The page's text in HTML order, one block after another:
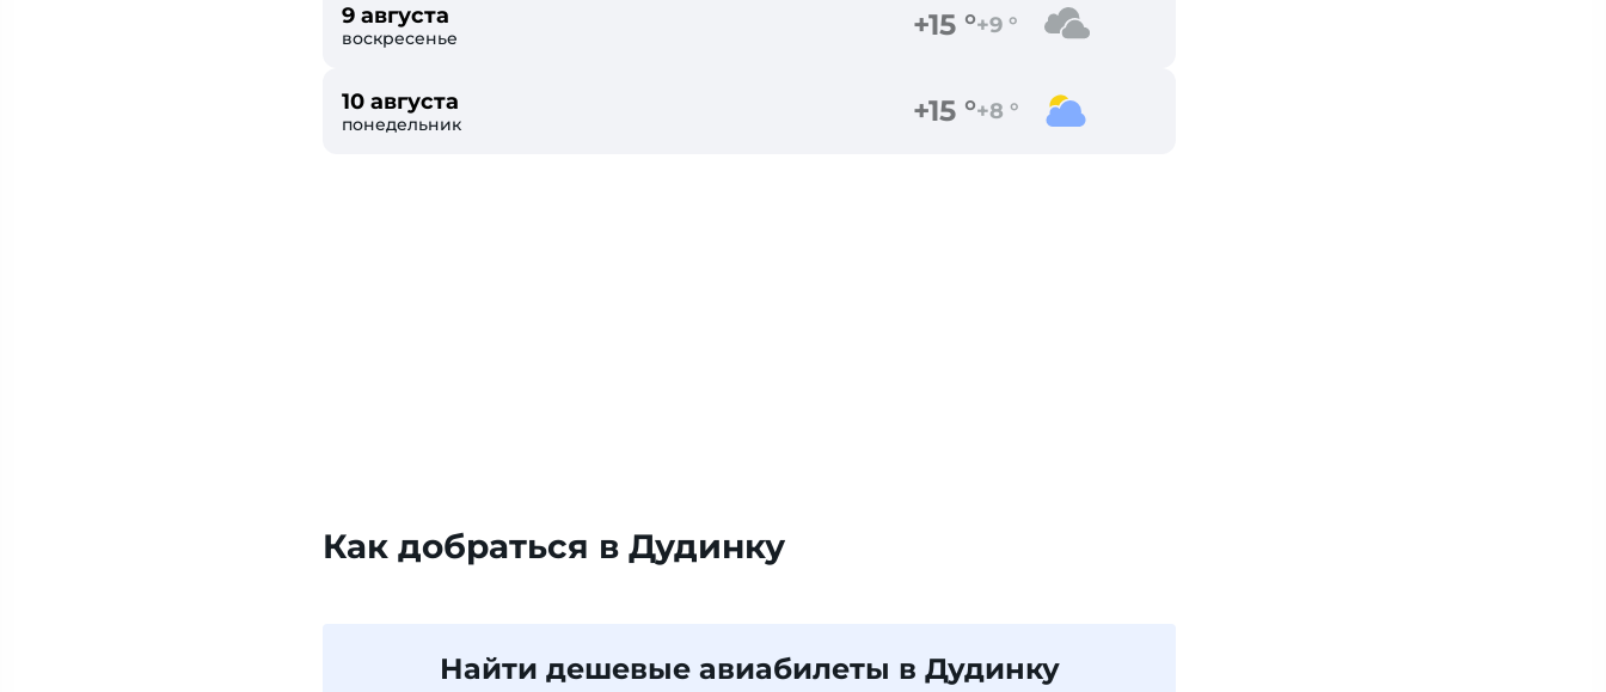
9 августа
воскресенье +15 °+9 °
10 августа
понедельник +15 °+8 °
Как добраться в Дудинку
Найти дешевые авиабилеты в Дудинку